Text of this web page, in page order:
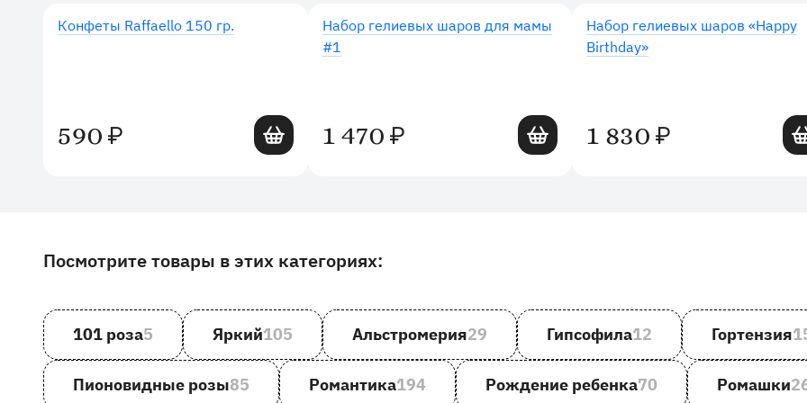
Конфеты Raffaello 150 гр.
590 ₽ Добавить в корзину
Набор гелиевых шаров для мамы
#1
1 470 ₽ Добавить в корзину
Набор гелиевых шаров «Happy
Birthday»
1 830 ₽
Другие товары и категории на сайте
Посмотрите товары в этих категориях:
101 роза5 Яркий105 Альстромерия29 Гипсофила12 Гортензия
Пионовидные розы85 Романтика194 Рождение ребенка70 Ромашки